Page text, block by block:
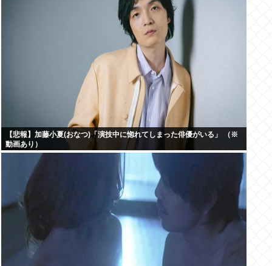
【悲報】加藤小夏(おなつ)「演技中に惚れてしまった俳優がいる」 （※
動画あり）